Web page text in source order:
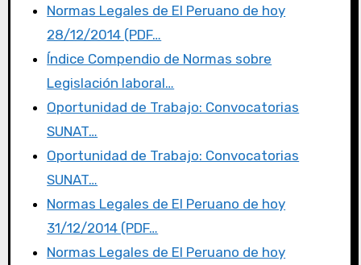
e
b
o
o
k
te
r
o
d
o
n
p
tir
Normas Legales de El Peruano de hoy
28/12/2014 (PDF…
Índice Compendio de Normas sobre
Legislación laboral…
Oportunidad de Trabajo: Convocatorias
SUNAT…
Oportunidad de Trabajo: Convocatorias
SUNAT…
Normas Legales de El Peruano de hoy
31/12/2014 (PDF…
Normas Legales de El Peruano de hoy